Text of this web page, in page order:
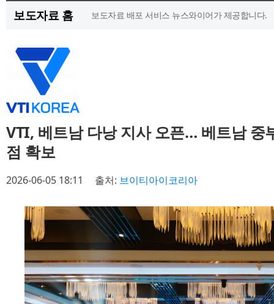
보도자료 홈 보도자료 배포 서비스 뉴스와이어가 제공합니다.
VTI, 베트남 다낭 지사 오픈… 베트남 중
점 확보
2026-06-05 18:11 출처: 브이티아이코리아